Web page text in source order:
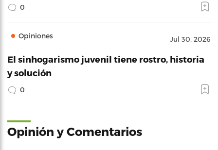
0
Opiniones Jul 30, 2026
El sinhogarismo juvenil tiene rostro, historia
y solución
0
Opinión y Comentarios